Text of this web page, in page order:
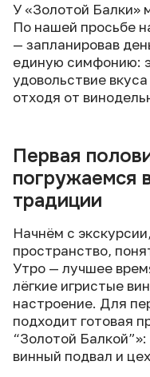
У «Золотой Балки»
По нашей просьбе
— запланировав
единую симфонию:
удовольствие
отходя от
Первая
погружаемся
традиции
Начнём с
пространство,
Утро — лучшее
лёгкие игристые
настроение. Для
подходит готовая
“Золотой
винный подвал и